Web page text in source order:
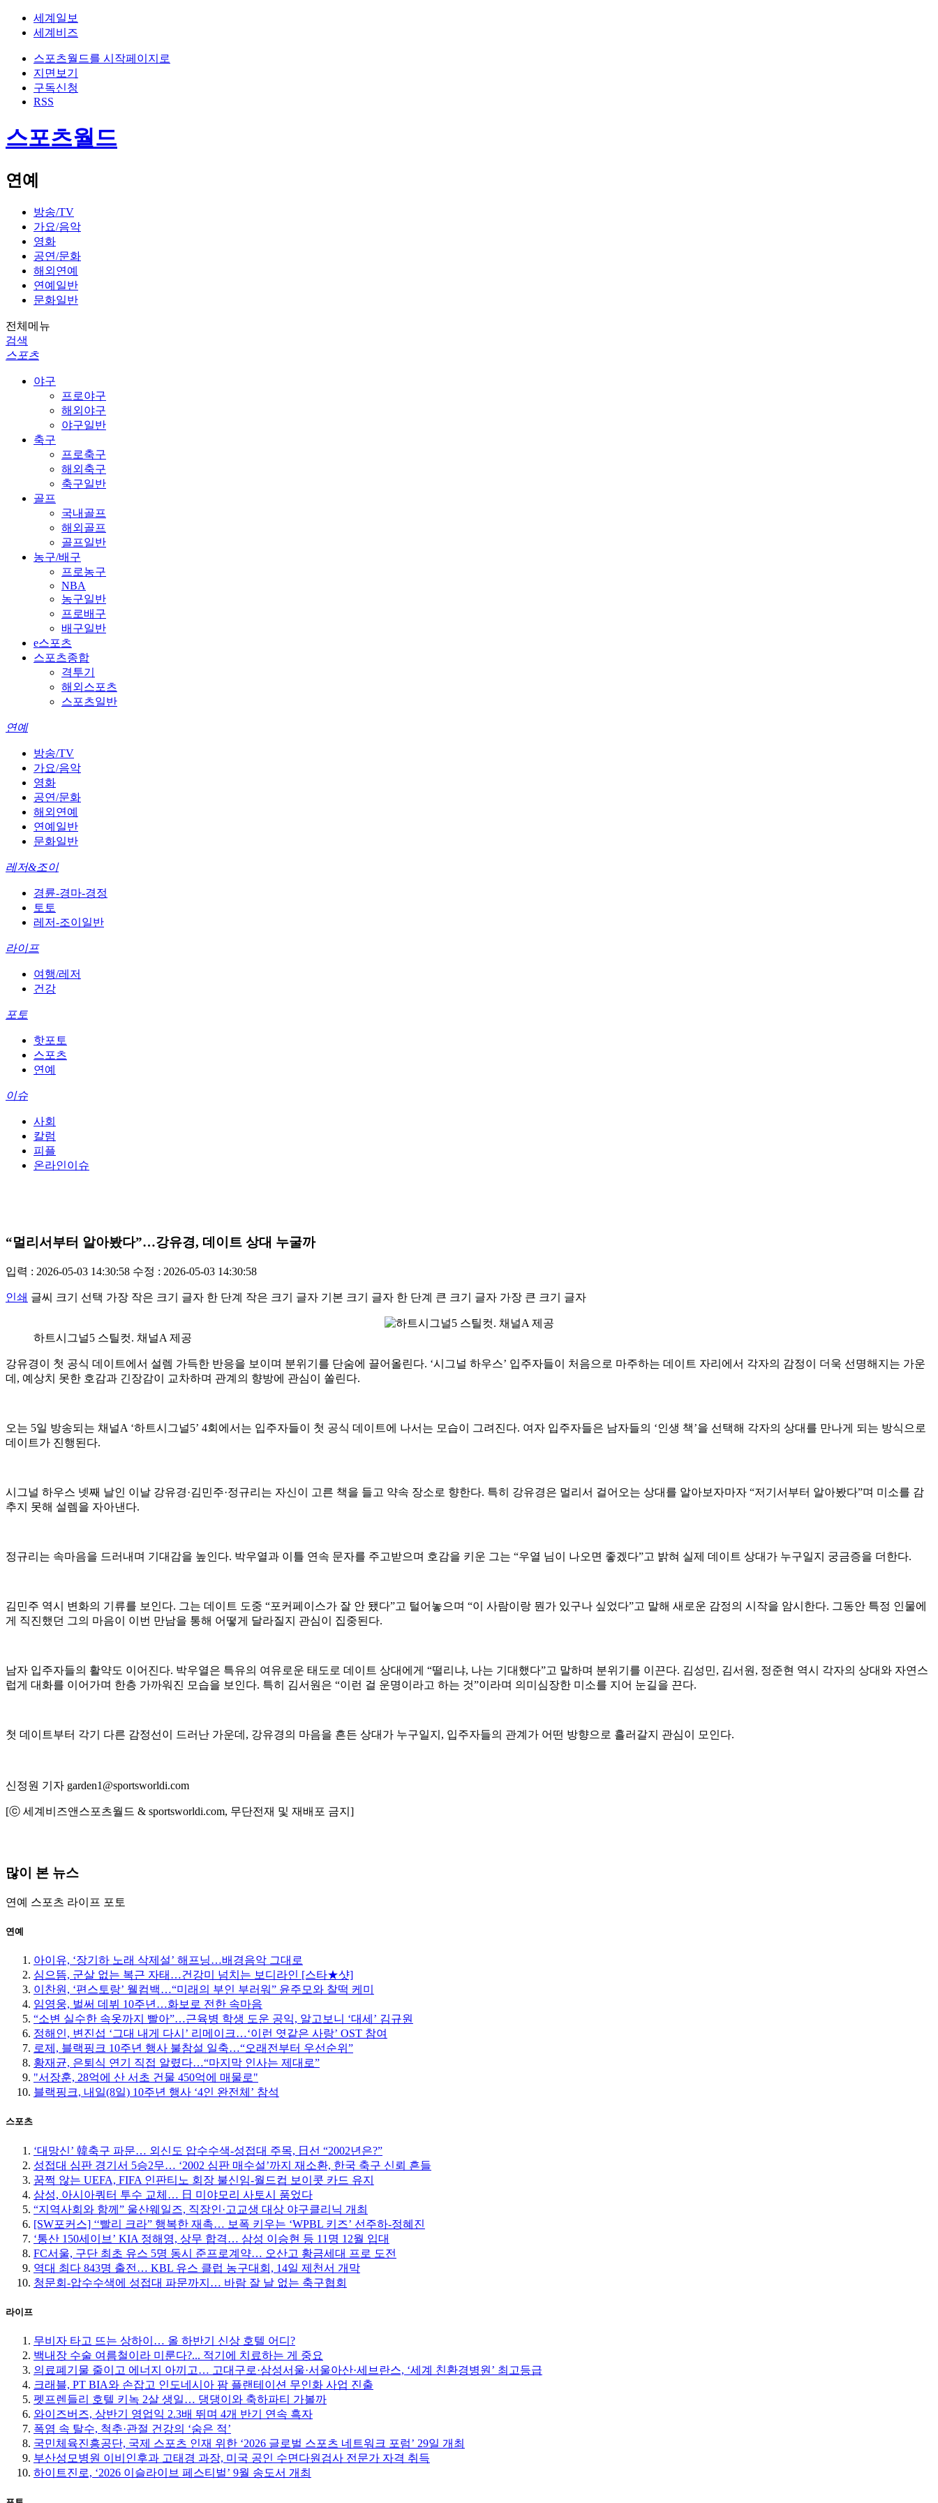
세계일보
세계비즈
스포츠월드를 시작페이지로
지면보기
구독신청
RSS
스포츠월드
연예
방송/TV
가요/음악
영화
공연/문화
해외연예
연예일반
문화일반
전체메뉴
검색
스포츠
야구
프로야구
해외야구
야구일반
축구
프로축구
해외축구
축구일반
골프
국내골프
해외골프
골프일반
농구/배구
프로농구
NBA
농구일반
프로배구
배구일반
e스포츠
스포츠종합
격투기
해외스포츠
스포츠일반
연예
방송/TV
가요/음악
영화
공연/문화
해외연예
연예일반
문화일반
레저&조이
경륜-경마-경정
토토
레저-조이일반
라이프
여행/레저
건강
포토
핫포토
스포츠
연예
이슈
사회
칼럼
피플
온라인이슈
“멀리서부터 알아봤다”…강유경, 데이트 상대 누굴까
입력 : 2026-05-03 14:30:58 수정 : 2026-05-03 14:30:58
인쇄 글씨 크기 선택 가장 작은 크기 글자 한 단계 작은 크기 글자 기본 크기 글자 한 단계 큰 크기 글자 가장 큰 크기 글자
하트시그널5 스틸컷. 채널A 제공
강유경이 첫 공식 데이트에서 설렘 가득한 반응을 보이며 분위기를 단숨에 끌어올린다. ‘시그널 하우스’ 입주자들이 처음으로 마주하는 데이트 자리에서 각자의 감정이 더욱 선명해지는 가운
데, 예상치 못한 호감과 긴장감이 교차하며 관계의 향방에 관심이 쏠린다.
오는 5일 방송되는 채널A ‘하트시그널5’ 4회에서는 입주자들이 첫 공식 데이트에 나서는 모습이 그려진다. 여자 입주자들은 남자들의 ‘인생 책’을 선택해 각자의 상대를 만나게 되는 방식으로
데이트가 진행된다.
시그널 하우스 넷째 날인 이날 강유경·김민주·정규리는 자신이 고른 책을 들고 약속 장소로 향한다. 특히 강유경은 멀리서 걸어오는 상대를 알아보자마자 “저기서부터 알아봤다”며 미소를 감
추지 못해 설렘을 자아낸다.
정규리는 속마음을 드러내며 기대감을 높인다. 박우열과 이틀 연속 문자를 주고받으며 호감을 키운 그는 “우열 님이 나오면 좋겠다”고 밝혀 실제 데이트 상대가 누구일지 궁금증을 더한다.
김민주 역시 변화의 기류를 보인다. 그는 데이트 도중 “포커페이스가 잘 안 됐다”고 털어놓으며 “이 사람이랑 뭔가 있구나 싶었다”고 말해 새로운 감정의 시작을 암시한다. 그동안 특정 인물에
게 직진했던 그의 마음이 이번 만남을 통해 어떻게 달라질지 관심이 집중된다.
남자 입주자들의 활약도 이어진다. 박우열은 특유의 여유로운 태도로 데이트 상대에게 “떨리냐, 나는 기대했다”고 말하며 분위기를 이끈다. 김성민, 김서원, 정준현 역시 각자의 상대와 자연스
럽게 대화를 이어가며 한층 가까워진 모습을 보인다. 특히 김서원은 “이런 걸 운명이라고 하는 것”이라며 의미심장한 미소를 지어 눈길을 끈다.
첫 데이트부터 각기 다른 감정선이 드러난 가운데, 강유경의 마음을 흔든 상대가 누구일지, 입주자들의 관계가 어떤 방향으로 흘러갈지 관심이 모인다.
신정원 기자 garden1@sportsworldi.com
[ⓒ 세계비즈앤스포츠월드 & sportsworldi.com, 무단전재 및 재배포 금지]
많이 본 뉴스
연예 스포츠 라이프 포토
연예
아이유, ‘장기하 노래 삭제설’ 해프닝…배경음악 그대로
심으뜸, 군살 없는 복근 자태…건강미 넘치는 보디라인 [스타★샷]
이찬원, ‘편스토랑’ 웰컴백…“미래의 부인 부러워” 윤주모와 찰떡 케미
임영웅, 벌써 데뷔 10주년…화보로 전한 속마음
“소변 실수한 속옷까지 빨아”…근육병 학생 도운 공익, 알고보니 ‘대세’ 김규원
정해인, 변진섭 ‘그대 내게 다시’ 리메이크…‘이런 엿같은 사랑’ OST 참여
로제, 블랙핑크 10주년 행사 불참설 일축…“오래전부터 우선순위”
황재균, 은퇴식 연기 직접 알렸다…“마지막 인사는 제대로”
"서장훈, 28억에 산 서초 건물 450억에 매물로"
블랙핑크, 내일(8일) 10주년 행사 ‘4인 완전체’ 참석
스포츠
‘대망신’ 韓축구 파문… 외신도 압수수색-성접대 주목, 日선 “2002년은?”
성접대 심판 경기서 5승2무… ‘2002 심판 매수설’까지 재소환, 한국 축구 신뢰 흔들
꿈쩍 않는 UEFA, FIFA 인판티노 회장 불신임-월드컵 보이콧 카드 유지
삼성, 아시아쿼터 투수 교체… 日 미야모리 사토시 품었다
“지역사회와 함께” 울산웨일즈, 직장인·고교생 대상 야구클리닉 개최
[SW포커스] ‘‘빨리 크라” 행복한 재촉… 보폭 키우는 ‘WPBL 키즈’ 선주하-정혜진
‘통산 150세이브’ KIA 정해영, 상무 합격… 삼성 이승현 등 11명 12월 입대
FC서울, 구단 최초 유스 5명 동시 준프로계약… 오산고 황금세대 프로 도전
역대 최다 843명 출전… KBL 유스 클럽 농구대회, 14일 제천서 개막
청문회-압수수색에 성접대 파문까지… 바람 잘 날 없는 축구협회
라이프
무비자 타고 뜨는 상하이… 올 하반기 신상 호텔 어디?
백내장 수술 여름철이라 미룬다?... 적기에 치료하는 게 중요
의료폐기물 줄이고 에너지 아끼고… 고대구로·삼성서울·서울아산·세브란스, ‘세계 친환경병원’ 최고등급
크래블, PT BIA와 손잡고 인도네시아 팜 플랜테이션 무인화 사업 진출
펫프렌들리 호텔 키녹 2살 생일… 댕댕이와 축하파티 가볼까
와이즈버즈, 상반기 영업익 2.3배 뛰며 4개 반기 연속 흑자
폭염 속 탈수, 척추·관절 건강의 ‘숨은 적’
국민체육진흥공단, 국제 스포츠 인재 위한 ‘2026 글로벌 스포츠 네트워크 포럼’ 29일 개최
부산성모병원 이비인후과 고태경 과장, 미국 공인 수면다원검사 전문가 자격 취득
하이트진로, ‘2026 이슬라이브 페스티벌’ 9월 송도서 개최